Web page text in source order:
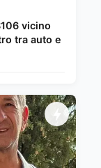
vicino
tra auto e